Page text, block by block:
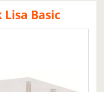
Basic